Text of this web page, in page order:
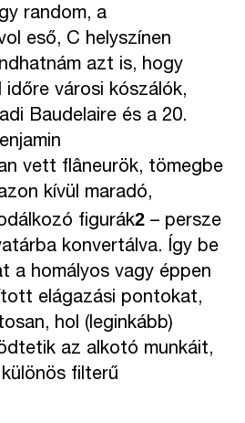
random, a
eső, C helyszínen
azt is, hogy
időre városi kószálók,
Baudelaire és a 20.
vett flâneurök, tömegbe
kívül maradó,
figurák2 – persze
konvertálva. Így be
a homályos vagy éppen
elágazási pontokat,
hol (leginkább)
az alkotó munkáit,
filterű